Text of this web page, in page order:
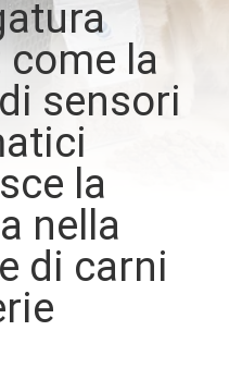
come la
sensori
la
nella
di carni